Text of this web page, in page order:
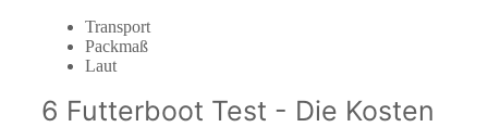
Transport
Packmaß
Laut
6 Futterboot Test - Die Kosten